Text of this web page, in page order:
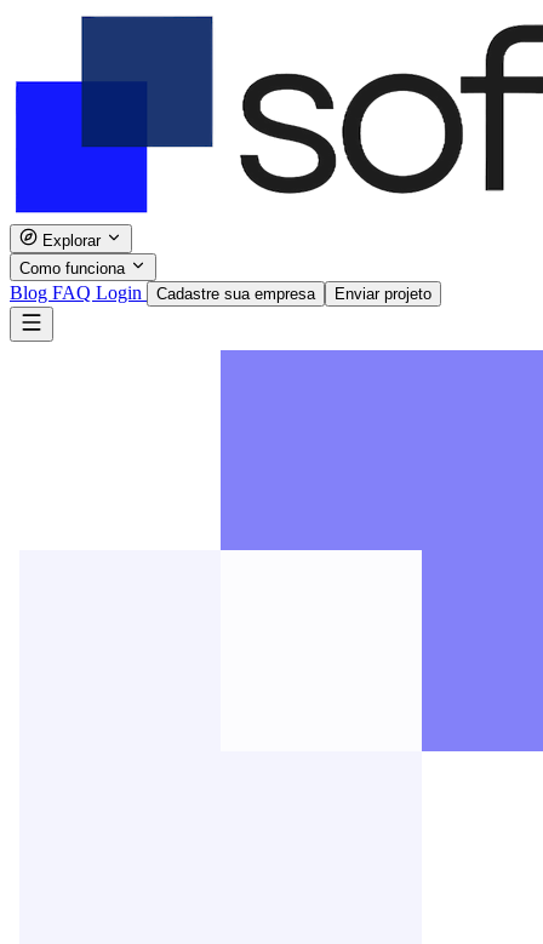
Explorar
Como funciona
Blog FAQ Login Cadastre sua empresa Enviar projeto